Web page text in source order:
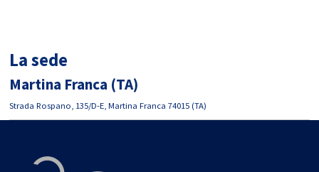
La sede
Martina Franca (TA)
Strada Rospano, 135/D-E, Martina Franca 74015 (TA)